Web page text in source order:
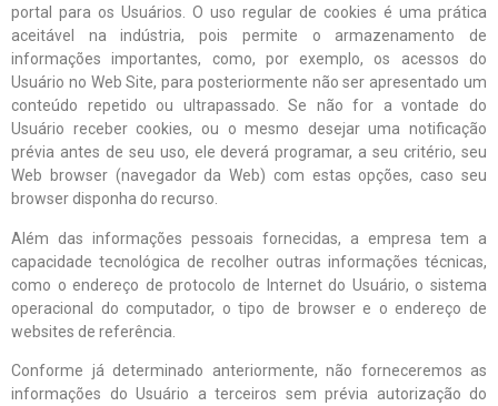
portal para os Usuários. O uso regular de cookies é uma prática
aceitável na indústria, pois permite o armazenamento de
informações importantes, como, por exemplo, os acessos do
Usuário no Web Site, para posteriormente não ser apresentado um
conteúdo repetido ou ultrapassado. Se não for a vontade do
Usuário receber cookies, ou o mesmo desejar uma notificação
prévia antes de seu uso, ele deverá programar, a seu critério, seu
Web browser (navegador da Web) com estas opções, caso seu
browser disponha do recurso.
Além das informações pessoais fornecidas, a empresa tem a
capacidade tecnológica de recolher outras informações técnicas,
como o endereço de protocolo de Internet do Usuário, o sistema
operacional do computador, o tipo de browser e o endereço de
websites de referência.
Conforme já determinado anteriormente, não forneceremos as
informações do Usuário a terceiros sem prévia autorização do